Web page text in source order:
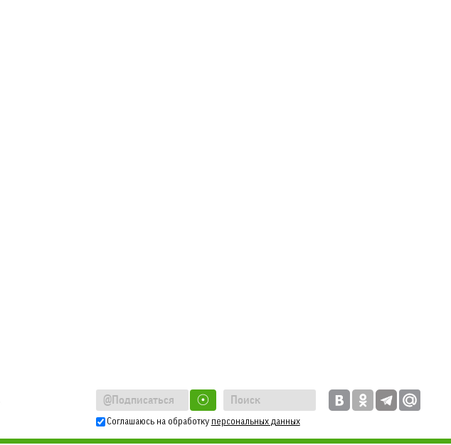
☉
Соглашаюсь на обработку персональных данных